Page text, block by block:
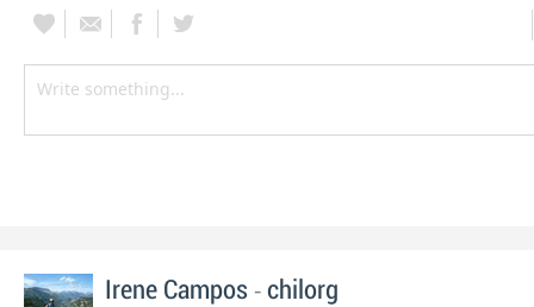
Irene Campos - chilorg